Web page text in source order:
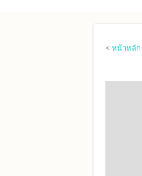
< หน้าหลัก